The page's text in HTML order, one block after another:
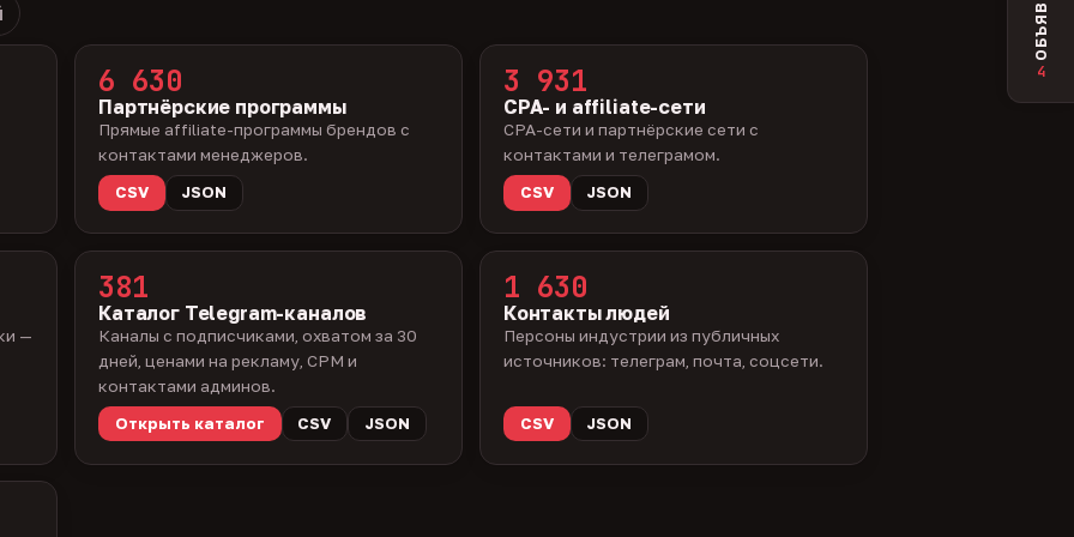
6 630
Партнёрские программы
Прямые affiliate-программы брендов с
контактами менеджеров.
CSV
JSON
3 931
CPA- и affiliate-сети
CPA-сети и партнёрские сети с
контактами и телеграмом.
CSV
JSON
—
381
Каталог Telegram-каналов
Каналы с подписчиками, охватом за 30
дней, ценами на рекламу, CPM и
контактами админов.
Открыть каталог
CSV JSON
1 630
Контакты людей
Персоны индустрии из публичных
источников: телеграм, почта, соцсети.
CSV JSON
4